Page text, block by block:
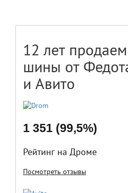
12 лет
шины от
и Авито
1 351 (99,5%)
Рейтинг на Дроме
Посмотреть отзывы